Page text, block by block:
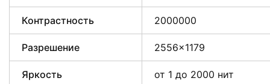
Контрастность 2000000
Разрешение 2556×1179
Яркость от 1 до 2000 нит